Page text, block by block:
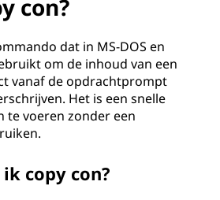
con?
dat in MS-DOS en
om de inhoud van een
vanaf de opdrachtprompt
Het is een snelle
te voeren zonder een
copy con?